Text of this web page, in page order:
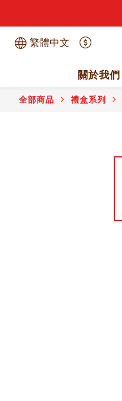
繁體中文
關於我們
全部商品 禮盒系列